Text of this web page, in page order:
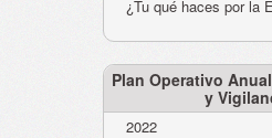
¿Tu qué haces por la
Plan Operativo
y
2022